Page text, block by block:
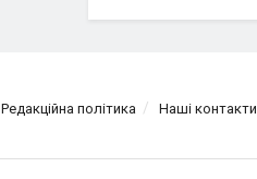
Редакційна політика Наші контакти